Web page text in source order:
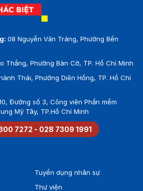
08 Nguyễn Văn Tráng, Phường Bến
Thắng, Phường Bàn Cờ, TP. Hồ Chí Minh
Thái, Phường Diên Hồng, TP. Hồ Chí
Đường số 3, Công viên Phần mềm
Mỹ Tây, TP.Hồ Chí Minh
7272 - 028 7309 1991
Tuyển dụng nhân sự
Thư viện